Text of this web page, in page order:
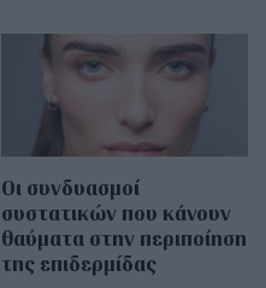
Οι συνδυασμοί
συστατικών που κάνουν
θαύματα στην περιποίηση
της επιδερμίδας